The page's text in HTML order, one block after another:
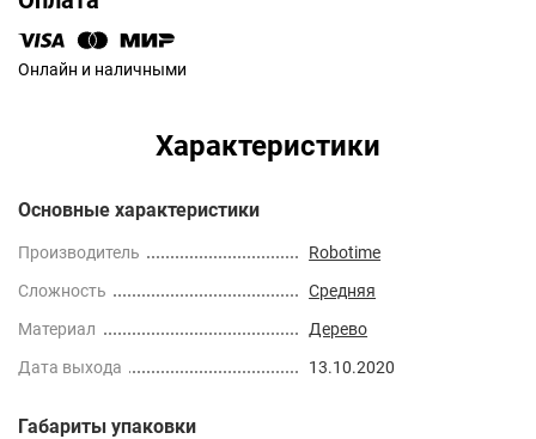
Онлайн и наличными
Характеристики
Основные характеристики
Производитель
Robotime
Сложность
Средняя
Материал
Дерево
Дата выхода
13.10.2020
Габариты упаковки